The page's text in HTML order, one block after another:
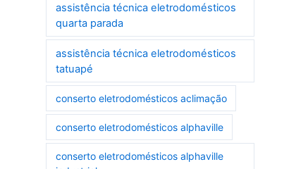
assistência técnica eletrodomésticos
quarta parada
assistência técnica eletrodomésticos
tatuapé
conserto eletrodomésticos aclimação
conserto eletrodomésticos alphaville
conserto eletrodomésticos alphaville